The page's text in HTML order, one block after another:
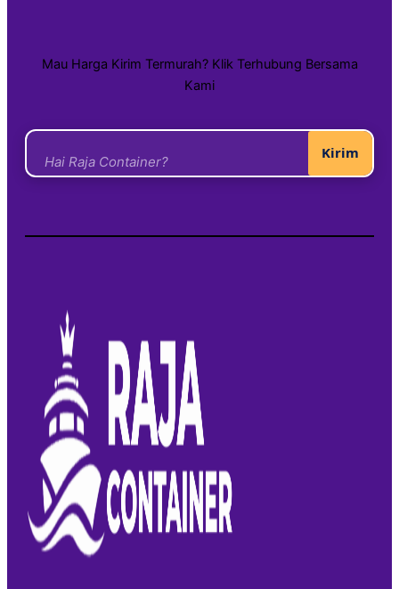
Mau Harga Kirim Termurah? Klik Terhubung Bersama
Kami
Kirim